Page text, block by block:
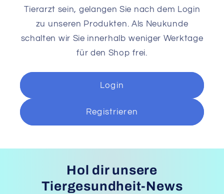
Tierarzt sein, gelangen Sie nach dem Login
zu unseren Produkten. Als Neukunde
schalten wir Sie innerhalb weniger Werktage
für den Shop frei.
Login
Registrieren
Hol dir unsere
Tiergesundheit-News